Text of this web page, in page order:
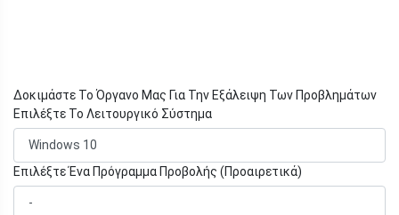
Δοκιμάστε Το Όργανο Μας Για Την Εξάλειψη Των Προβλημάτων
Επιλέξτε Το Λειτουργικό Σύστημα
Επιλέξτε Ένα Πρόγραμμα Προβολής (Προαιρετικά)